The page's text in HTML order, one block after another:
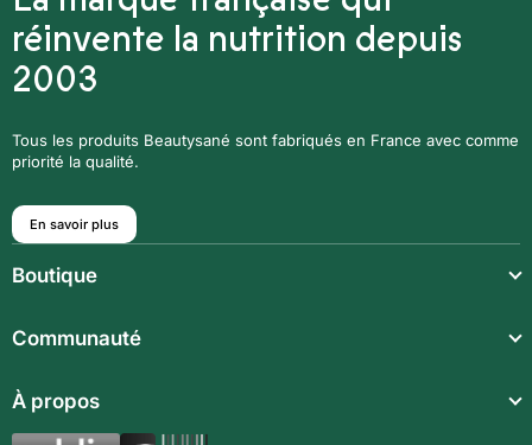
réinvente la nutrition depuis
2003
Tous les produits Beautysané sont fabriqués en France avec comme
priorité la qualité.
En savoir plus
Boutique
Compléments alimentaires
Communauté
Communauté
À propos